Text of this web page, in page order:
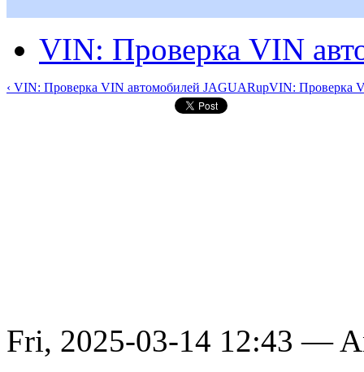
VIN: Проверка VIN
‹ VIN: Проверка VIN автомобилей JAGUARupVIN: Проверка
Fri, 2025-03-14 12:43 —